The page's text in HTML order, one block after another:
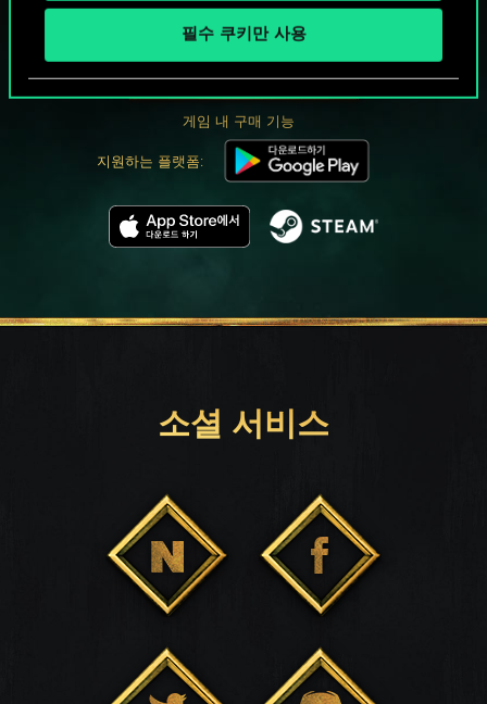
필수 쿠키만 사용
궨트 한 판 어떠신가요?
PC에서 무료 플레이
게임 내 구매 기능
지원하는 플랫폼:
소셜 서비스